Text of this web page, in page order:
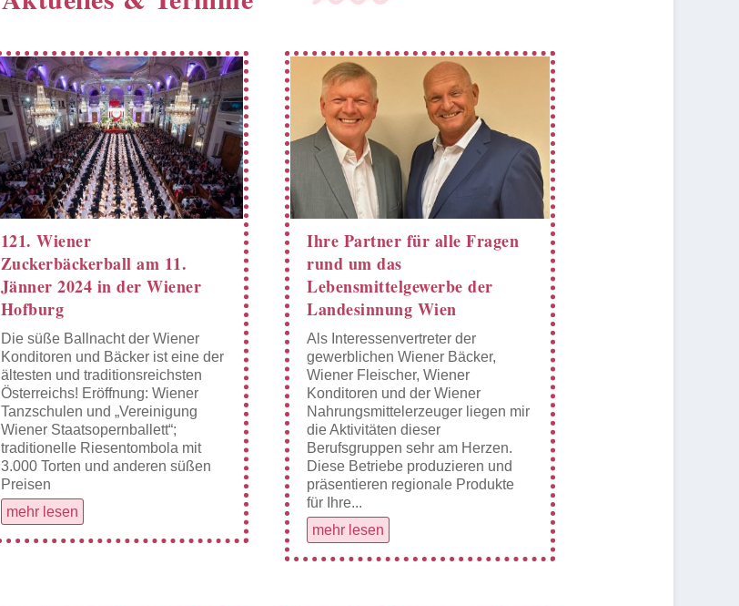
121. Wiener
Zuckerbäckerball am 11.
Jänner 2024 in der Wiener
Hofburg
Die süße Ballnacht der Wiener
Konditoren und Bäcker ist eine der
ältesten und traditionsreichsten
Österreichs! Eröffnung: Wiener
Tanzschulen und „Vereinigung
Wiener Staatsopernballett“;
traditionelle Riesentombola mit
3.000 Torten und anderen süßen
Preisen
mehr lesen
Ihre Partner für alle Fragen
rund um das
Lebensmittelgewerbe der
Landesinnung Wien
Als Interessenvertreter der
gewerblichen Wiener Bäcker,
Wiener Fleischer, Wiener
Konditoren und der Wiener
Nahrungsmittelerzeuger liegen mir
die Aktivitäten dieser
Berufsgruppen sehr am Herzen.
Diese Betriebe produzieren und
präsentieren regionale Produkte
für Ihre...
mehr lesen